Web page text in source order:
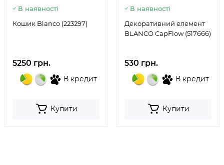
В наявності
Кошик Blanco (223297)
5250 грн.
В кредит
Купити
В наявності
Декоративний елемент
BLANCO CapFlow (517666)
530 грн.
В кредит
Купити